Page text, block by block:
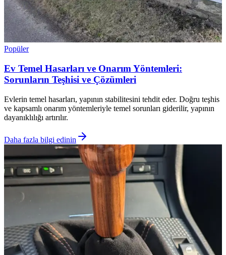
Popüler
Ev Temel Hasarları ve Onarım Yöntemleri:
Sorunların Teşhisi ve Çözümleri
Evlerin temel hasarları, yapının stabilitesini tehdit eder. Doğru teşhis
ve kapsamlı onarım yöntemleriyle temel sorunları giderilir, yapının
dayanıklılığı artırılır.
Daha fazla bilgi edinin